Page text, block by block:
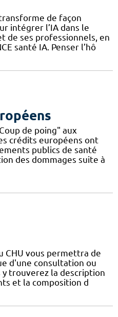
de façon
intégrer l’IA dans le
de ses professionnels, en
santé IA. Penser l’hô
de poing" aux
crédits européens ont
publics de santé
des dommages suite à
CHU vous permettra de
d'une consultation ou
trouverez la description
et la composition d